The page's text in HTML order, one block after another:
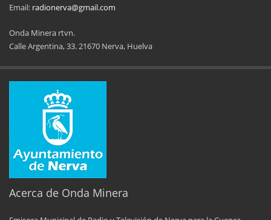
Email: radionerva@gmail.com
Onda Minera rtvn.
Calle Argentina, 33. 21670 Nerva, Huelva
Acerca de Onda Minera